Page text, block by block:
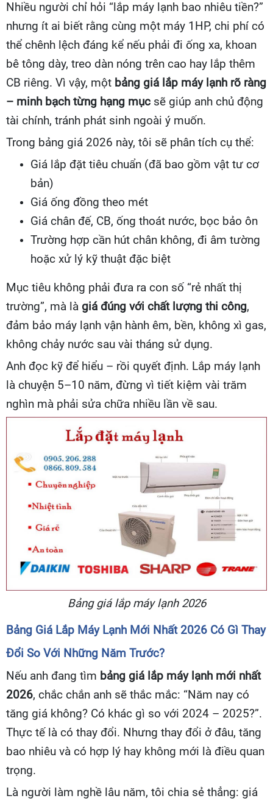
Nhiều người chỉ hỏi “lắp máy lạnh bao nhiêu tiền?”
nhưng ít ai biết rằng cùng một máy 1HP, chi phí có
thể chênh lệch đáng kể nếu phải đi ống xa, khoan
bê tông dày, treo dàn nóng trên cao hay lắp thêm
CB riêng. Vì vậy, một bảng giá lắp máy lạnh rõ ràng
– minh bạch từng hạng mục sẽ giúp anh chủ động
tài chính, tránh phát sinh ngoài ý muốn.
Trong bảng giá 2026 này, tôi sẽ phân tích cụ thể:
Giá lắp đặt tiêu chuẩn (đã bao gồm vật tư cơ
bản)
Giá ống đồng theo mét
Giá chân đế, CB, ống thoát nước, bọc bảo ôn
Trường hợp cần hút chân không, đi âm tường
hoặc xử lý kỹ thuật đặc biệt
Mục tiêu không phải đưa ra con số “rẻ nhất thị
trường”, mà là giá đúng với chất lượng thi công,
đảm bảo máy lạnh vận hành êm, bền, không xì gas,
không chảy nước sau vài tháng sử dụng.
Anh đọc kỹ để hiểu – rồi quyết định. Lắp máy lạnh
là chuyện 5–10 năm, đừng vì tiết kiệm vài trăm
nghìn mà phải sửa chữa nhiều lần về sau.
Bảng giá lắp máy lạnh 2026
Bảng Giá Lắp Máy Lạnh Mới Nhất 2026 Có Gì Thay
Đổi So Với Những Năm Trước?
Nếu anh đang tìm bảng giá lắp máy lạnh mới nhất
2026, chắc chắn anh sẽ thắc mắc: “Năm nay có
tăng giá không? Có khác gì so với 2024 – 2025?”.
Thực tế là có thay đổi. Nhưng thay đổi ở đâu, tăng
bao nhiêu và có hợp lý hay không mới là điều quan
trọng.
Là người làm nghề lâu năm, tôi chia sẻ thẳng: giá